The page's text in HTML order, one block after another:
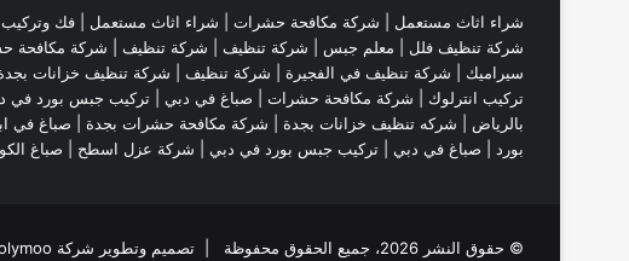
شراء اثاث مستعمل شركة مكافحة حشرات شراء اثاث مستعمل فك
شركة تنظيف فلل
معلم جبس شركة تنظيف شركة تنظيف شركة مكافحة
سيراميك
شركة تنظيف في الفجيرة شركة تنظيف شركة تنظيف خزانات
تركيب انترلوك | شركة مكافحة حشرات صباغ في دبي تركيب جبس بورد في
بالرياض
شركه تنظيف خزانات بجدة شركة مكافحة حشرات بجدة صباغ في
بورد
صباغ في دبي تركيب جبس بورد في دبي شركة عزل اسطح صباغ
© حقوق النشر 2026، جميع الحقوق محفوظة | تصميم وتطوير شركة